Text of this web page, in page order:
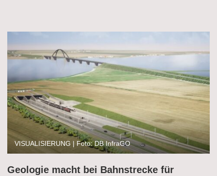
VISUALISIERUNG | Foto: DB InfraGO
Geologie macht bei Bahnstrecke für